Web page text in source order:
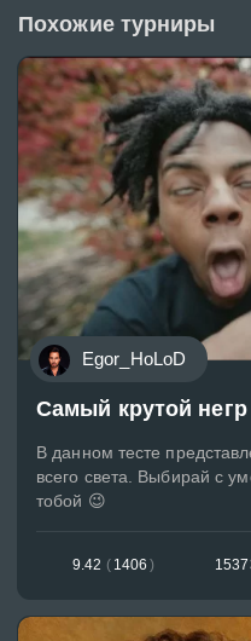
Похожие турниры
Egor_HoLoD
Самый крутой негр
В данном тесте
всего света. Выбирай с
тобой 😉
9.42 ( 1406 )